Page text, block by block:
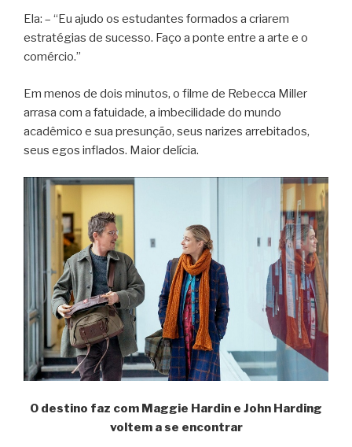
Ela: – “Eu ajudo os estudantes formados a criarem
estratégias de sucesso. Faço a ponte entre a arte e o
comércio.”
Em menos de dois minutos, o filme de Rebecca Miller
arrasa com a fatuidade, a imbecilidade do mundo
acadêmico e sua presunção, seus narizes arrebitados,
seus egos inflados. Maior delícia.
O destino faz com Maggie Hardin e John Harding
voltem a se encontrar